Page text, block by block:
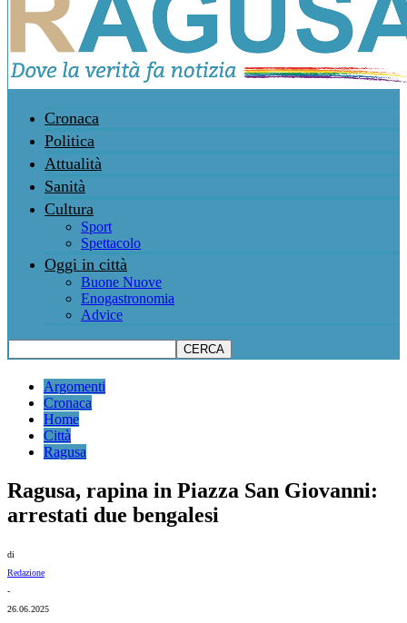
Cronaca
Politica
Attualità
Sanità
Cultura
Sport
Spettacolo
Oggi in città
Buone Nuove
Enogastronomia
Advice
Argomenti
Cronaca
Home
Città
Ragusa
Ragusa, rapina in Piazza San Giovanni:
arrestati due bengalesi
di
Redazione
-
26.06.2025